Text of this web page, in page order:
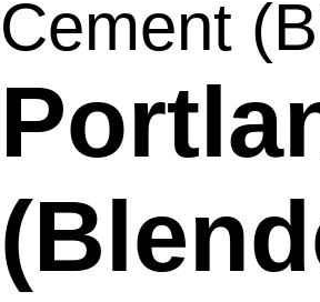
Cement